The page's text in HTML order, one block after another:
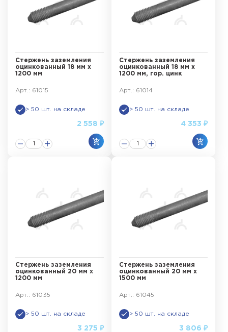
Стержень заземления
оцинкованный 18 мм х
1200 мм
Арт.: 61015
> 50 шт. на складе
2 558 ₽
Стержень заземления
оцинкованный 18 мм х
1200 мм, гор. цинк
Арт.: 61014
> 50 шт. на складе
4 353 ₽
Стержень заземления
оцинкованный 20 мм х
1200 мм
Арт.: 61035
> 50 шт. на складе
3 275 ₽
Стержень заземления
оцинкованный 20 мм х
1500 мм
Арт.: 61045
> 50 шт. на складе
3 806 ₽